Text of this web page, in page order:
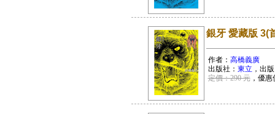
銀牙 愛藏版 3(
作者： 高橋義廣
出版社： 東立 ，出
定價：290 元，優惠